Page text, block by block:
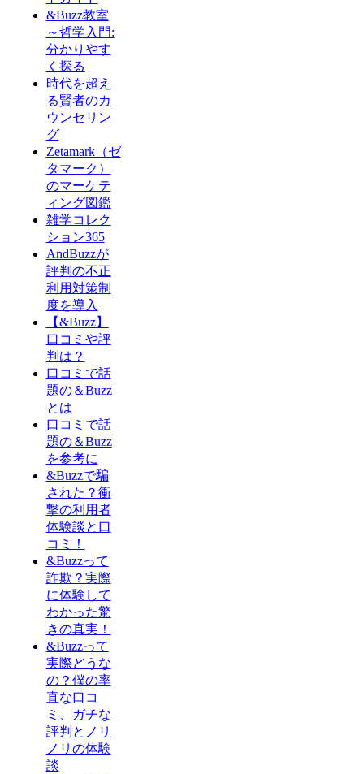
&Buzz教室
～哲学入門:
分かりやす
く探る
時代を超え
る賢者のカ
ウンセリン
グ
Zetamark（ゼ
タマーク）
のマーケテ
ィング図鑑
雑学コレク
ション365
AndBuzzが
評判の不正
利用対策制
度を導入
【&Buzz】
口コミや評
判は？
口コミで話
題の＆Buzz
とは
口コミで話
題の＆Buzz
を参考に
&Buzzで騙
された？衝
撃の利用者
体験談と口
コミ！
&Buzzって
詐欺？実際
に体験して
わかった驚
きの真実！
&Buzzって
実際どうな
の？僕の率
直な口コ
ミ、ガチな
評判とノリ
ノリの体験
談